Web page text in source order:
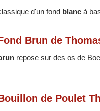
d'un fond blanc à
Brun de
repose sur des os de
de Poulet